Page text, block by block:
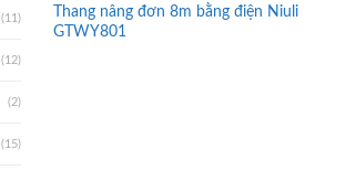
(11)
(12)
(2)
(15)
Thang nâng đơn 8m bằng điện Niuli
GTWY801